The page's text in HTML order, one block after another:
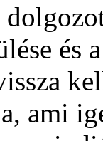
és
ami